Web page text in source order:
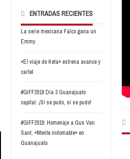
ENTRADAS RECIENTES
La serie mexicana Falco gana un
Emmy
«El viaje de Keta» estrena avance y
cartel
#GIFF2019 Día 3 Guanajuato
capital: ¡Sí se pudo, sí se pudo!
#GIFF2019: Homenaje a Gus Van
Sant, «Mente indomable» en
Guanajuato